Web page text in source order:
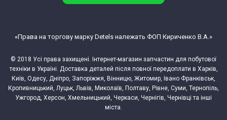
Beko 6741NSA 7713520200
Beko 6741SXA 7712020200
Beko 68201S 7717688414
Beko 8440 7786120204
© 2018 Усі права захищені. Інтернет-магазин запчастин для побутової
техніки в Україні. Доставка деталей після повної передоплати в Харків,
Київ, Одесу, Дніпро, Запоріжжя, Вінницю, Житомир, Івано Франківськ,
Кропивницький, Луцьк, Львів, Миколаїв, Полтаву, Рівне, Суми, Тернопіль,
Ужгород, Херсон, Хмельницький, Черкаси, Чернігів, Чернівці та інші
міста.
«Права на торгову марку Detels належать ФОП Кириченко В.А.»